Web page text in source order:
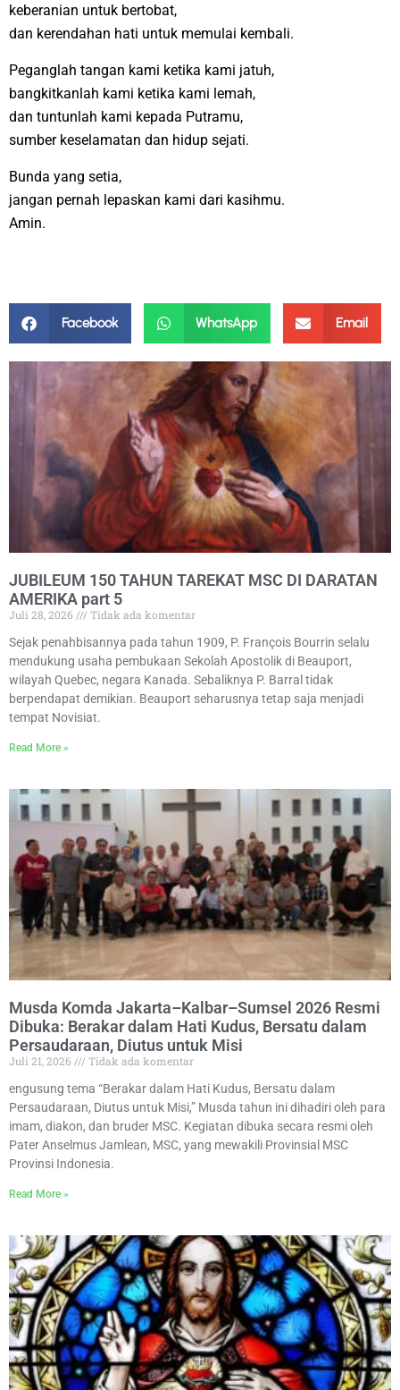
keberanian untuk bertobat,
dan kerendahan hati untuk memulai kembali.
Peganglah tangan kami ketika kami jatuh,
bangkitkanlah kami ketika kami lemah,
dan tuntunlah kami kepada Putramu,
sumber keselamatan dan hidup sejati.
Bunda yang setia,
jangan pernah lepaskan kami dari kasihmu.
Amin.
Facebook WhatsApp Email
JUBILEUM 150 TAHUN TAREKAT MSC DI DARATAN
AMERIKA part 5
Juli 28, 2026
Tidak ada komentar
Sejak penahbisannya pada tahun 1909, P. François Bourrin selalu
mendukung usaha pembukaan Sekolah Apostolik di Beauport,
wilayah Quebec, negara Kanada. Sebaliknya P. Barral tidak
berpendapat demikian. Beauport seharusnya tetap saja menjadi
tempat Novisiat.
Read More »
Musda Komda Jakarta–Kalbar–Sumsel 2026 Resmi
Dibuka: Berakar dalam Hati Kudus, Bersatu dalam
Persaudaraan, Diutus untuk Misi
Juli 21, 2026
Tidak ada komentar
engusung tema “Berakar dalam Hati Kudus, Bersatu dalam
Persaudaraan, Diutus untuk Misi,” Musda tahun ini dihadiri oleh para
imam, diakon, dan bruder MSC. Kegiatan dibuka secara resmi oleh
Pater Anselmus Jamlean, MSC, yang mewakili Provinsial MSC
Provinsi Indonesia.
Read More »